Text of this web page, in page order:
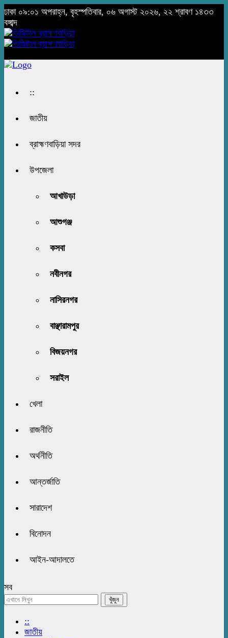
ঢাকা ০৯:০১ অপরাহ্ন, বৃহস্পতিবার, ০৬ অগাস্ট ২০২৬, ২২ শ্রাবণ ১৪৩৩
বঙ্গাব্দ
::
জাতীয়
ব্রাহ্মণবাড়িয়া সদর
উপজেলা
আখাউড়া
আশুগঞ্জ
কসবা
নবীনগর
নাসিরনগর
বাঞ্ছারামপুর
বিজয়নগর
সরাইল
খেলা
রাজনীতি
অর্থনীতি
আন্তর্জাতি
সারাদেশ
বিনোদন
আইন-আদালতে
সব
::
জাতীয়